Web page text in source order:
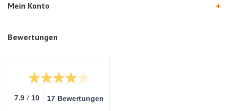
Mein Konto
Bewertungen
7.9 / 10 17 Bewertungen